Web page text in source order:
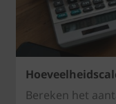
Bereken het